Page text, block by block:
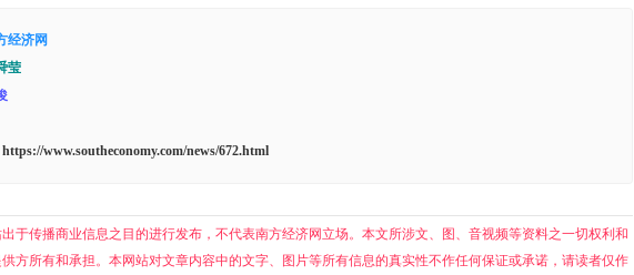
经济网
莹
https://www.southeconomy.com/news/672.html
出于传播商业信息之目的进行发布，不代表南方经济网立场。本文所涉文、图、音视频等资料之一切权利和
方所有和承担。本网站对文章内容中的文字、图片等所有信息的真实性不作任何保证或承诺，请读者仅作